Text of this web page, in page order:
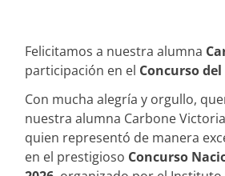
Felicitamos a nuestra alumna
participación en el Concurso
Con mucha alegría y orgullo,
nuestra alumna Carbone
quien representó de manera
en el prestigioso Concurso